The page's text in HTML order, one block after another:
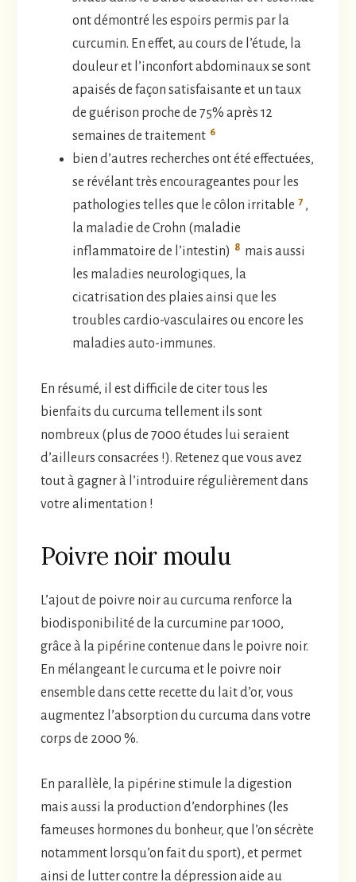
ont démontré les espoirs permis par la
curcumin. En effet, au cours de l’étude, la
douleur et l’inconfort abdominaux se sont
apaisés de façon satisfaisante et un taux
de guérison proche de 75% après 12
semaines de traitement 6
bien d’autres recherches ont été effectuées,
se révélant très encourageantes pour les
pathologies telles que le côlon irritable 7 ,
la maladie de Crohn (maladie
inflammatoire de l’intestin) 8 mais aussi
les maladies neurologiques, la
cicatrisation des plaies ainsi que les
troubles cardio-vasculaires ou encore les
maladies auto-immunes.
En résumé, il est difficile de citer tous les
bienfaits du curcuma tellement ils sont
nombreux (plus de 7000 études lui seraient
d’ailleurs consacrées !). Retenez que vous avez
tout à gagner à l’introduire régulièrement dans
votre alimentation !
Poivre noir moulu
L’ajout de poivre noir au curcuma renforce la
biodisponibilité de la curcumine par 1000,
grâce à la pipérine contenue dans le poivre noir.
En mélangeant le curcuma et le poivre noir
ensemble dans cette recette du lait d’or, vous
augmentez l’absorption du curcuma dans votre
corps de 2000 %.
En parallèle, la pipérine stimule la digestion
mais aussi la production d’endorphines (les
fameuses hormones du bonheur, que l’on sécrète
notamment lorsqu’on fait du sport), et permet
ainsi de lutter contre la dépression aide au